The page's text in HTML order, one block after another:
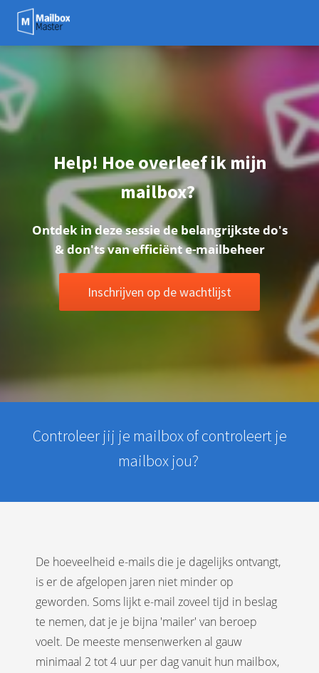
Help! Hoe overleef ik mijn
mailbox?
Ontdek in deze sessie de belangrijkste do's
& don'ts van efficiënt e-mailbeheer
Inschrijven op de wachtlijst
Controleer jij je mailbox of controleert je
mailbox jou?
De hoeveelheid e-mails die je dagelijks ontvangt,
is er de afgelopen jaren niet minder op
geworden. Soms lijkt e-mail zoveel tijd in beslag
te nemen, dat je je bijna 'mailer' van beroep
voelt. De meeste mensenwerken al gauw
minimaal 2 tot 4 uur per dag vanuit hun mailbox,